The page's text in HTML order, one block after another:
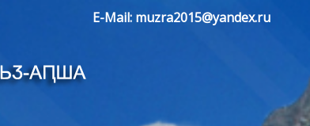
E-Mail: muzra2015@yandex.ru